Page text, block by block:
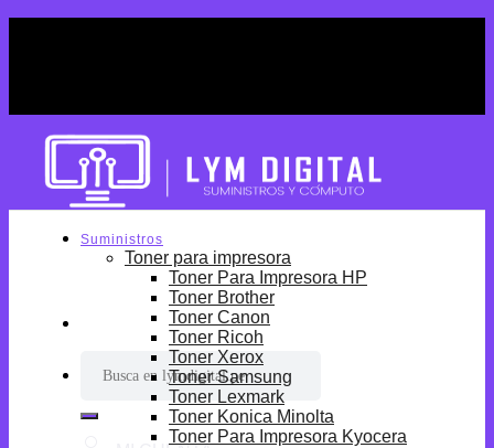
por:
Suministros
Toner para impresora
Toner Para Impresora HP
Toner Brother
Toner Canon
Toner Ricoh
Toner Xerox
Toner Samsung
Toner Lexmark
Toner Konica Minolta
Toner Para Impresora Kyocera